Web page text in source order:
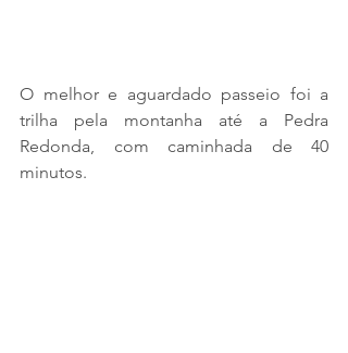
O melhor e aguardado passeio foi a
trilha pela montanha até a Pedra
Redonda, com caminhada de 40
minutos.